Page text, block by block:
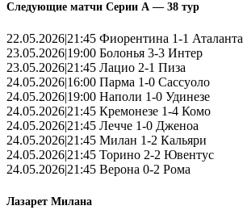
Следующие матчи Серии А — 38 тур
22.05.2026|21:45 Фиорентина 1-1 Аталанта
23.05.2026|19:00 Болонья 3-3 Интер
23.05.2026|21:45 Лацио 2-1 Пиза
24.05.2026|16:00 Парма 1-0 Сассуоло
24.05.2026|19:00 Наполи 1-0 Удинезе
24.05.2026|21:45 Кремонезе 1-4 Комо
24.05.2026|21:45 Лечче 1-0 Дженоа
24.05.2026|21:45 Милан 1-2 Кальяри
24.05.2026|21:45 Торино 2-2 Ювентус
24.05.2026|21:45 Верона 0-2 Рома
Лазарет Милана